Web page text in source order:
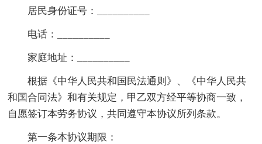
居民身份证号：__________
电话：__________
家庭地址：__________
根据《中华人民共和国民法通则》、《中华人民共
和国合同法》和有关规定，甲乙双方经平等协商一致，
自愿签订本劳务协议，共同遵守本协议所列条款。
第一条本协议期限：